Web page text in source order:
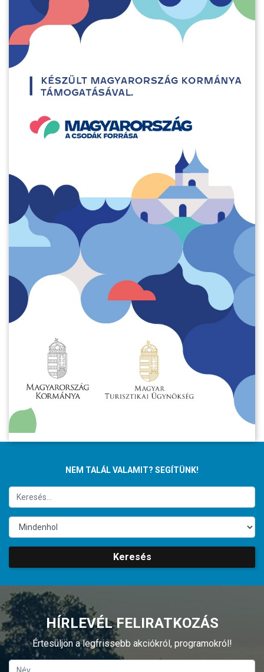
NEM TALÁL VALAMIT? SEGÍTÜNK!
Keresés
HÍRLEVÉL FELIRATKOZÁS
Értesüljön a legfrissebb akciókról, programokról!